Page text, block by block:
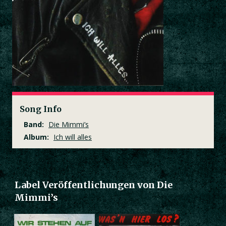
Song Info
Band: Die Mimmi’s
Album: Ich will alles
Label Veröffentlichungen von Die
Mimmi’s